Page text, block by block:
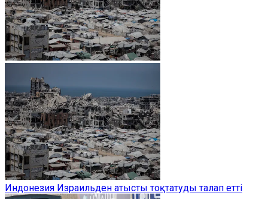
Индонезия Израильден атысты тоқтатуды талап етті